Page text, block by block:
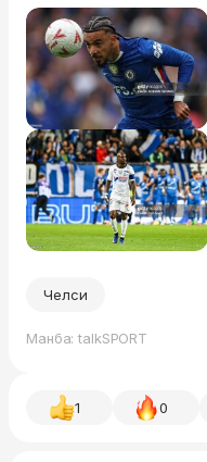
Челси
Манба: talkSPORT
1 0